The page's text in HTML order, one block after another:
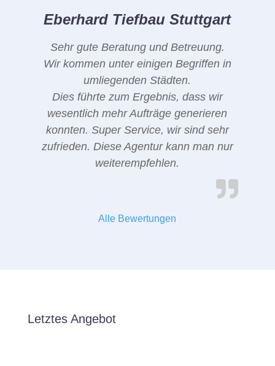
Eberhard Tiefbau Stuttgart
Sehr gute Beratung und Betreuung.
Wir kommen unter einigen Begriffen in
umliegenden Städten.
Dies führte zum Ergebnis, dass wir
wesentlich mehr Aufträge generieren
konnten. Super Service, wir sind sehr
zufrieden. Diese Agentur kann man nur
weiterempfehlen.
Alle Bewertungen
Letztes Angebot